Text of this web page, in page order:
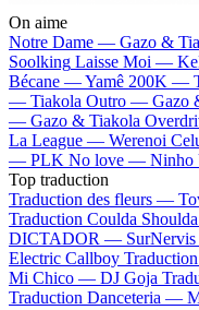
On aime
Notre Dame — Gazo &
Soolking Laisse Moi —
Bécane —Yamê 200K —
— Tiakola Outro — Gazo
— Gazo & Tiakola
La League — Werenoi
— PLK No love — Ninho
Top traduction
Traduction des fleurs —
Traduction Coulda
DICTADOR — SurNervis
Electric Callboy
Mi Chico — DJ Goja
Traduction Danceteria —